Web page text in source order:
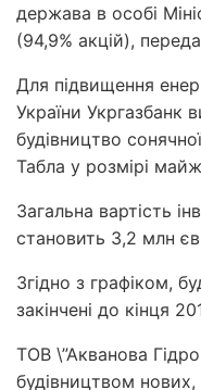
держава в особі
(94,9% акцій),
Для підвищення
України Укргазбанк
будівництво
Табла у розмірі
Загальна вартість
становить 3,2 млн
Згідно з графіком,
закінчені до кінця
ТОВ \”Акванова
будівництвом